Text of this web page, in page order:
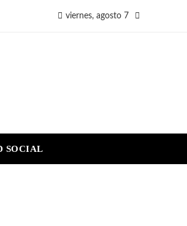
viernes, agosto 7
SOCIAL